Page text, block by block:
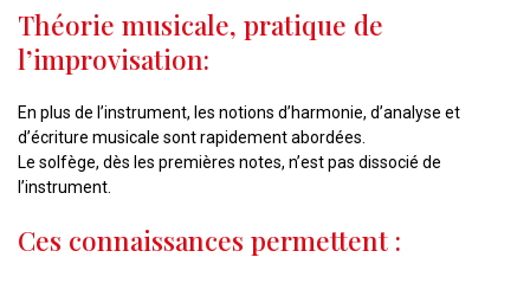
Théorie musicale, pratique de
l’improvisation:
En plus de l’instrument, les notions d’harmonie, d’analyse et
d’écriture musicale sont rapidement abordées.
Le solfège, dès les premières notes, n’est pas dissocié de
l’instrument.
Ces connaissances permettent :